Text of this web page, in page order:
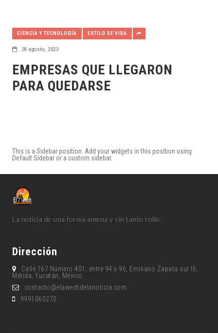
CIENCIA Y TECNOLOGÍA ESTILO DE VIDA
28 agosto, 2023
EMPRESAS QUE LLEGARON
PARA QUEDARSE
This is a Sidebar position. Add your widgets in this position using
Default Sidebar or a custom sidebar.
La noticia de una forma amena y sin tanto rollo.
Dirección
Calle 167 Número 401, entre 94 y 96, Emiliano Zapata sur lll,
Mérida, Yucatán, México.
contacto@elawechdelanoticia.com
9991060270